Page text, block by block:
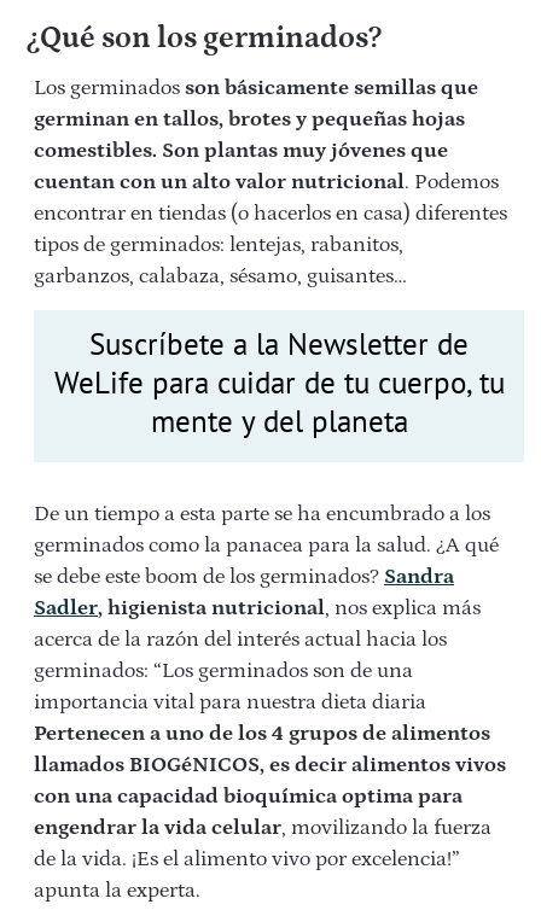
¿Qué son los germinados?
Los germinados son básicamente semillas que
germinan en tallos, brotes y pequeñas hojas
comestibles. Son plantas muy jóvenes que
cuentan con un alto valor nutricional. Podemos
encontrar en tiendas (o hacerlos en casa) diferentes
tipos de germinados: lentejas, rabanitos,
garbanzos, calabaza, sésamo, guisantes…
Suscríbete a la Newsletter de
WeLife para cuidar de tu cuerpo, tu
mente y del planeta
De un tiempo a esta parte se ha encumbrado a los
germinados como la panacea para la salud. ¿A qué
se debe este boom de los germinados? Sandra
Sadler, higienista nutricional, nos explica más
acerca de la razón del interés actual hacia los
germinados: “Los germinados son de una
importancia vital para nuestra dieta diaria
Pertenecen a uno de los 4 grupos de alimentos
llamados BIOGéNICOS, es decir alimentos vivos
con una capacidad bioquímica optima para
engendrar la vida celular, movilizando la fuerza
de la vida. ¡Es el alimento vivo por excelencia!”
apunta la experta.